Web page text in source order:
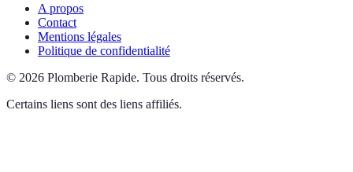
A propos
Contact
Mentions légales
Politique de confidentialité
© 2026 Plomberie Rapide. Tous droits réservés.
Certains liens sont des liens affiliés.